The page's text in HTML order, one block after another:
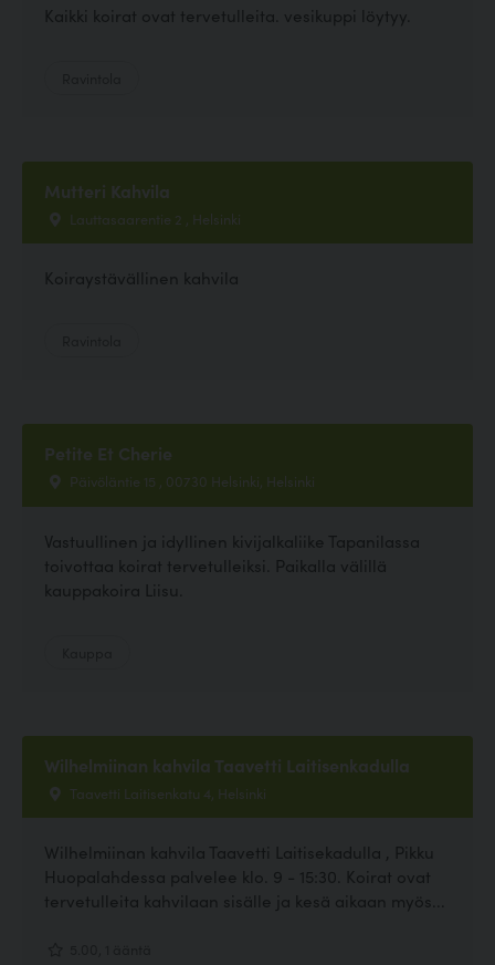
Kaikki koirat ovat tervetulleita. vesikuppi löytyy.
Mutteri Kahvila
Lauttasaarentie 2 , Helsinki
Koiraystävällinen kahvila
Petite Et Cherie
Päivöläntie 15 , 00730 Helsinki, Helsinki
Vastuullinen ja idyllinen kivijalkaliike Tapanilassa
toivottaa koirat tervetulleiksi. Paikalla välillä
kauppakoira Liisu.
Wilhelmiinan kahvila Taavetti Laitisenkadulla
Taavetti Laitisenkatu 4, Helsinki
Wilhelmiinan kahvila Taavetti Laitisekadulla , Pikku
Huopalahdessa palvelee klo. 9 - 15:30. Koirat ovat
tervetulleita kahvilaan sisälle ja kesä aikaan myös...